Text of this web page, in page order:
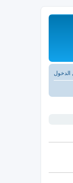
الدخول